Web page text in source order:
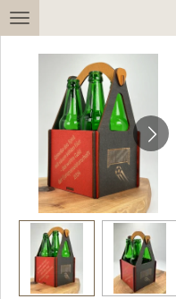
Zum